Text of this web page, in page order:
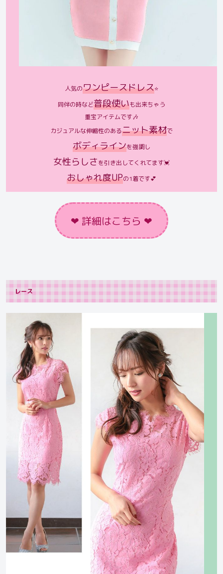
人気のワンピースドレス⭐
同伴の時など普段使いも出来ちゃう
重宝アイテムです🎶
カジュアルな伸縮性のあるニット素材で
ボディラインを強調し
女性らしさを引き出してくれてます💓
おしゃれ度UPの1着です💕
❤︎ 詳細はこちら ❤︎
レース